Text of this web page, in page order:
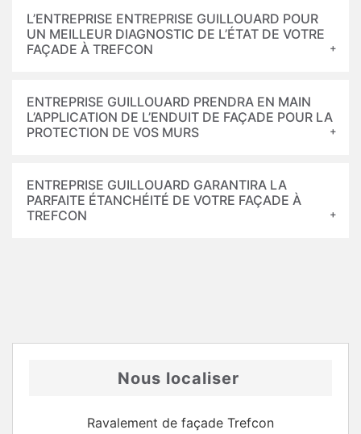
L’ENTREPRISE ENTREPRISE GUILLOUARD POUR
UN MEILLEUR DIAGNOSTIC DE L’ÉTAT DE VOTRE
FAÇADE À TREFCON
ENTREPRISE GUILLOUARD PRENDRA EN MAIN
L’APPLICATION DE L’ENDUIT DE FAÇADE POUR LA
PROTECTION DE VOS MURS
ENTREPRISE GUILLOUARD GARANTIRA LA
PARFAITE ÉTANCHÉITÉ DE VOTRE FAÇADE À
TREFCON
Nous localiser
Ravalement de façade Trefcon